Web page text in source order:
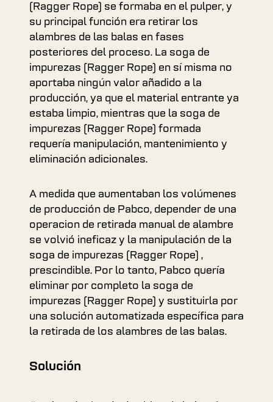
(Ragger Rope) se formaba en el pulper, y
su principal función era retirar los
alambres de las balas en fases
posteriores del proceso. La soga de
impurezas (Ragger Rope) en sí misma no
aportaba ningún valor añadido a la
producción, ya que el material entrante ya
estaba limpio, mientras que la soga de
impurezas (Ragger Rope) formada
requería manipulación, mantenimiento y
eliminación adicionales.
A medida que aumentaban los volúmenes
de producción de Pabco, depender de una
operacion de retirada manual de alambre
se volvió ineficaz y la manipulación de la
soga de impurezas (Ragger Rope) ,
prescindible. Por lo tanto, Pabco quería
eliminar por completo la soga de
impurezas (Ragger Rope) y sustituirla por
una solución automatizada específica para
la retirada de los alambres de las balas.
Solución